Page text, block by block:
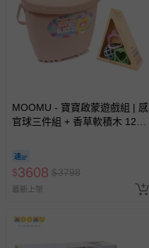
MOOMU - 寶寶啟蒙遊戲組 | 感
官球三件組 + 香草軟積木 120
$3608 $3798
最新上架